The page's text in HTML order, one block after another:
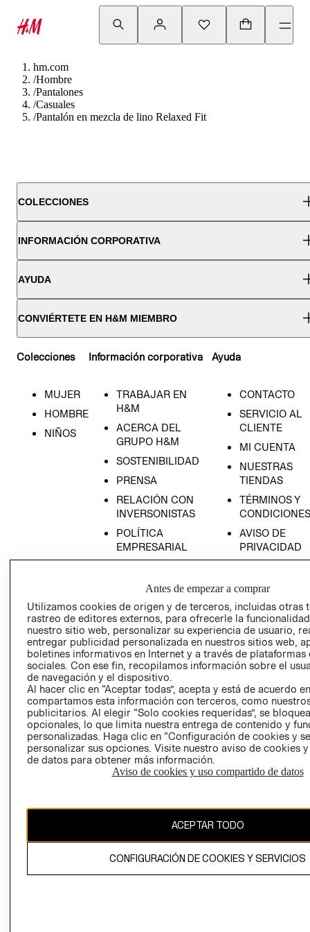
hm.com
/Hombre
/Pantalones
/Casuales
/Pantalón en mezcla de lino Relaxed Fit
COLECCIONES
INFORMACIÓN CORPORATIVA
AYUDA
CONVIÉRTETE EN H&M MIEMBRO
Colecciones
MUJER
HOMBRE
NIÑOS
Información corporativa
TRABAJAR EN
H&M
ACERCA DEL
GRUPO H&M
SOSTENIBILIDAD
PRENSA
RELACIÓN CON
INVERSONISTAS
POLÍTICA
EMPRESARIAL
Ayuda
CONTACTO
SERVICIO AL
CLIENTE
MI CUENTA
NUESTRAS
TIENDAS
TÉRMINOS Y
CONDICIONES
AVISO DE
PRIVACIDAD
AVISO DE
LIBRO DE
Ecuador ($)
CAMBIAR REGIÓN
propiedad de H&M Hennes & Mauritz AB.
Antes de empezar a comprar
Utilizamos cookies de origen y de terceros, incluidas otras
rastreo de editores externos, para ofrecerle la
nuestro sitio web, personalizar su experiencia de usuario,
entregar publicidad personalizada en nuestros sitios web,
boletines informativos en Internet y a través de plataformas
sociales. Con ese fin, recopilamos información sobre el
de navegación y el dispositivo.
Al hacer clic en “Aceptar todas”, acepta y está de acuerdo
compartamos esta información con terceros, como
publicitarios. Al elegir “Solo cookies requeridas”, se
opcionales, lo que limita nuestra entrega de contenido y
personalizadas. Haga clic en “Configuración de cookies y
personalizar sus opciones. Visite nuestro aviso de cookies
de datos para obtener más información.
Aviso de cookies y uso compartido de datos
ACEPTAR TODO
CONFIGURACIÓN DE COOKIES Y SERVICIOS